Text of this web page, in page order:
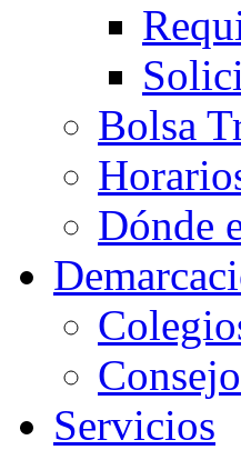
Bolsa
Dónde
Servicios